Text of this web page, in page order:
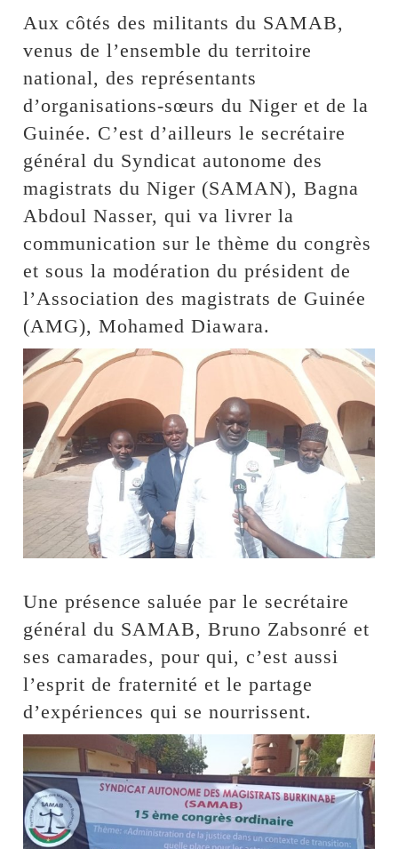
Aux côtés des militants du SAMAB,
venus de l’ensemble du territoire
national, des représentants
d’organisations-sœurs du Niger et de la
Guinée. C’est d’ailleurs le secrétaire
général du Syndicat autonome des
magistrats du Niger (SAMAN), Bagna
Abdoul Nasser, qui va livrer la
communication sur le thème du congrès
et sous la modération du président de
l’Association des magistrats de Guinée
(AMG), Mohamed Diawara.
Une présence saluée par le secrétaire
général du SAMAB, Bruno Zabsonré et
ses camarades, pour qui, c’est aussi
l’esprit de fraternité et le partage
d’expériences qui se nourrissent.